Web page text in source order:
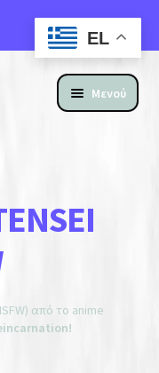
Μενού
από το anime
EL